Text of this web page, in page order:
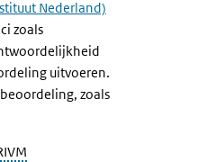
Nederland)
zoals
uitvoeren.
zoals